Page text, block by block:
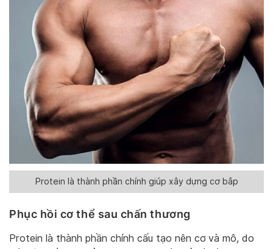
Protein là thành phần chính giúp xây dựng cơ bắp
Phục hồi cơ thể sau chấn thương
Protein là thành phần chính cấu tạo nên cơ và mô, do